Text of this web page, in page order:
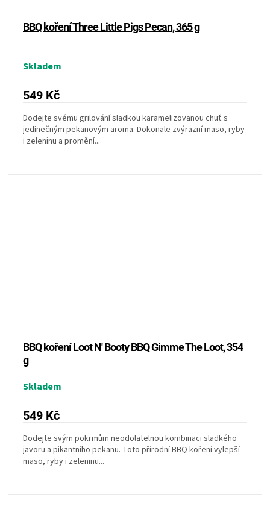
BBQ koření Three Little Pigs Pecan, 365 g
Skladem
549 Kč
Dodejte svému grilování sladkou karamelizovanou chuť s
jedinečným pekanovým aroma. Dokonale zvýrazní maso, ryby
i zeleninu a promění...
BBQ koření Loot N' Booty BBQ Gimme The Loot, 354
g
Skladem
549 Kč
Dodejte svým pokrmům neodolatelnou kombinaci sladkého
javoru a pikantního pekanu. Toto přírodní BBQ koření vylepší
maso, ryby i zeleninu...